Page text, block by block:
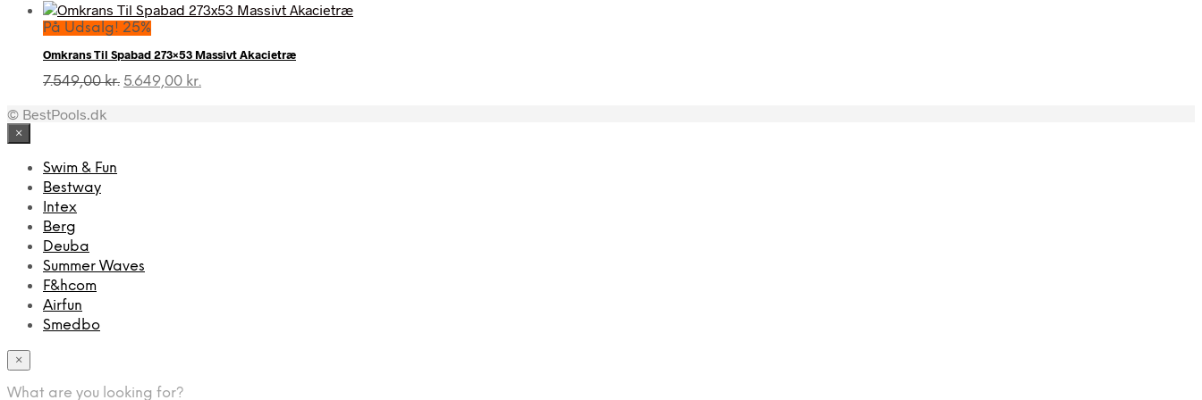
På Udsalg! 25%
Omkrans Til Spabad 273×53 Massivt Akacietræ
7.549,00kr. Den
5.649,00 kr.
© BestPools.dk
×
Swim & Fun
Bestway
Intex
Berg
Deuba
Summer Waves
F&hcom
Airfun
Smedbo
×
What are you looking for?